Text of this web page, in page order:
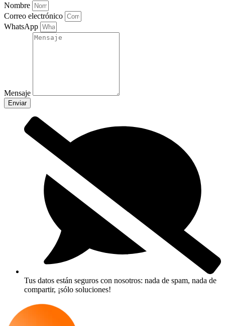
Nombre
Correo electrónico
WhatsApp
Mensaje
Enviar
Tus datos están seguros con nosotros: nada de spam, nada de
compartir, ¡sólo soluciones!